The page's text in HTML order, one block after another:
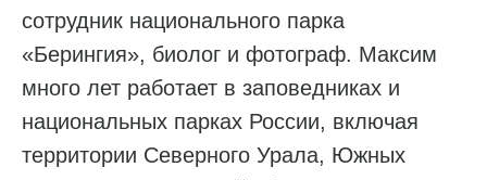
сотрудник национального парка
«Берингия», биолог и фотограф. Максим
много лет работает в заповедниках и
национальных парках России, включая
территории Северного Урала, Южных